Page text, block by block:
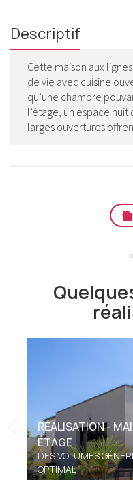
Descriptif
Cette maison aux
de vie avec cuisine
qu’une chambre
l’étage, un espace
larges ouvertures
RÉALISATION -
ÉTAGE
DES VOLUMES
OPTIMAL